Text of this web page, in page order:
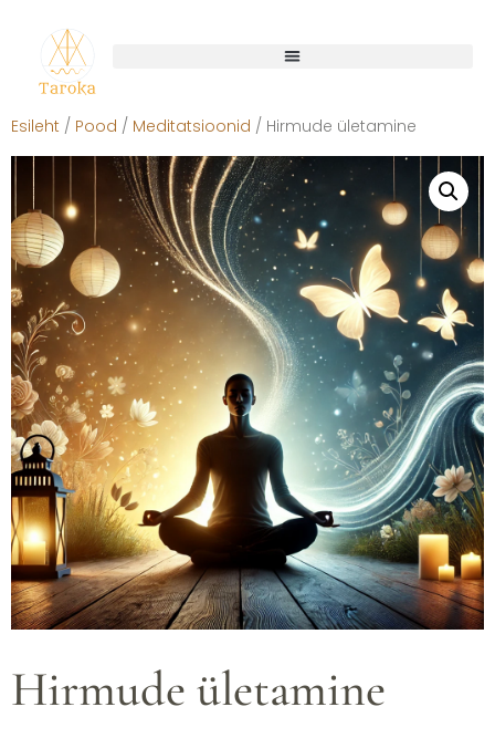
Esileht / Pood / Meditatsioonid / Hirmude ületamine
Hirmude ületamine